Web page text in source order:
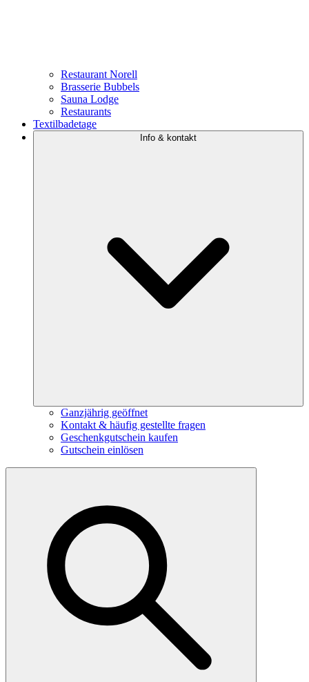
Restaurant Norell
Brasserie Bubbels
Sauna Lodge
Restaurants
Textilbadetage
Info & kontakt
Ganzjährig geöffnet
Kontakt & häufig gestellte fragen
Geschenkgutschein kaufen
Gutschein einlösen